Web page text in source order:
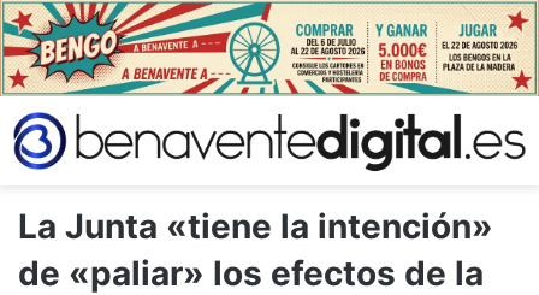
La Junta «tiene la intención»
de «paliar» los efectos de la